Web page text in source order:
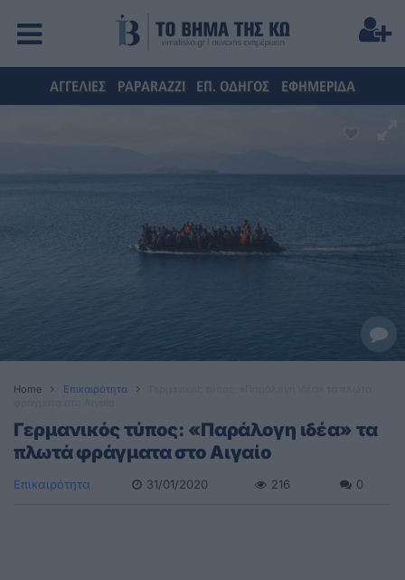
ΑΓΓΕΛΙΕΣ PAPARAZZI ΕΠ. ΟΔΗΓΟΣ ΕΦΗΜΕΡΙΔΑ
Home Επικαιρότητα
Γερμανικός τύπος: «Παράλογη ιδέα» τα
πλωτά φράγματα στο Αιγαίο
Επικαιρότητα 31/01/2020 216 0